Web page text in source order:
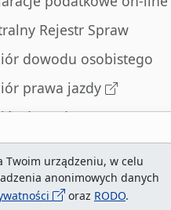
Twoim urządzeniu, w celu
anonimowych danych
oraz RODO.
Rejestr Spraw
dowodu osobistego
prawa jazdy
dowodu
dowody